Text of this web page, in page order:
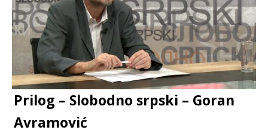
Prilog – Slobodno srpski – Goran
Avramović